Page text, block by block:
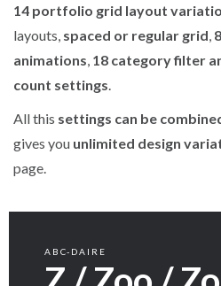
14 portfolio grid layout
layouts, spaced or regular grid,
animations, 18 category filter
count settings.
All this settings can be
gives you unlimited design
page.
ABC-DAIRE